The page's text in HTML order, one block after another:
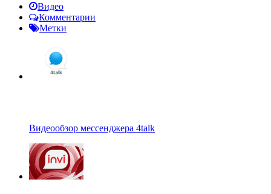
Видео
Комментарии
Метки
Видеообзор мессенджера 4talk